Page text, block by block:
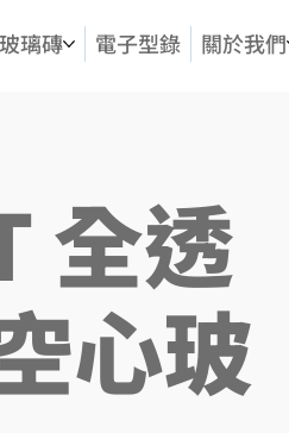
璃磚 電子型錄 關於我們
全透
心玻